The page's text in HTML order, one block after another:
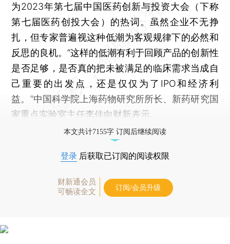
为2023年第七届中国医药创新与投资大会（下称
第七届医药创投大会）的热词。虽然企业不无挣
扎，但专家普遍视这种低潮为客观规律下的必然和
反思的良机。“这样的低潮有利于回顾产品的创新性
是否足够，是否真的把未被满足的临床需求当成自
己重要的出发点，还是仅仅为了IPO和经济利
益。”中国科学院上海药物研究所所长、新药研究国
家重点实验室主任李佳向财新表示。
本文共计7155字 订阅后继续阅读
登录 后获取已订阅的阅读权限
财新通会员
可畅读全文
订阅/会员升级